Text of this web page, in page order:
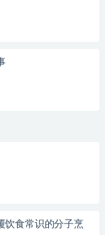
饮食常识的分子烹